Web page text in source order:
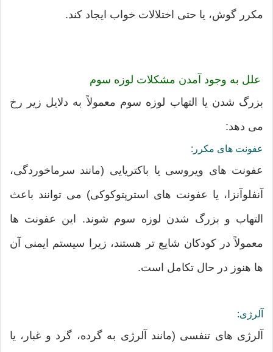
مکرر گوش، یا حتی اختلالات خواب ایجاد کند.
علل به وجود آمدن مشکلات لوزه سوم
بزرگ شدن یا التهاب لوزه سوم معمولاً به دلایل زیر رخ
می دهد:
عفونت های مکرر:
عفونت های ویروسی یا باکتریایی (مانند سرماخوردگی،
آنفلوآنزا، یا عفونت های استرپتوکوکی) می توانند باعث
التهاب و بزرگ شدن لوزه سوم شوند. این عفونت ها
معمولاً در کودکان شایع تر هستند، زیرا سیستم ایمنی آن
ها هنوز در حال تکامل است.
آلرژی:
آلرژی های تنفسی (مانند آلرژی به گرده، گرد و غبار، یا